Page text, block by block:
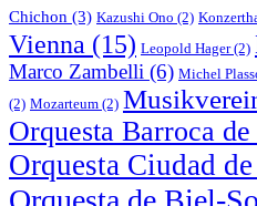
Chichon (3) Kazushi Ono (2)
Vienna (15) Leopold Hager(2)
Marco Zambelli (6) Michel
(2) Mozarteum (2)
Orquesta Barroca
Orquesta Ciudad